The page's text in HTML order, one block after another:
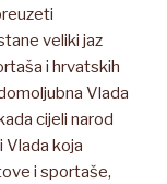
veliki jaz
i hrvatskih
Vlada
cijeli narod
Vlada koja
i sportaše,